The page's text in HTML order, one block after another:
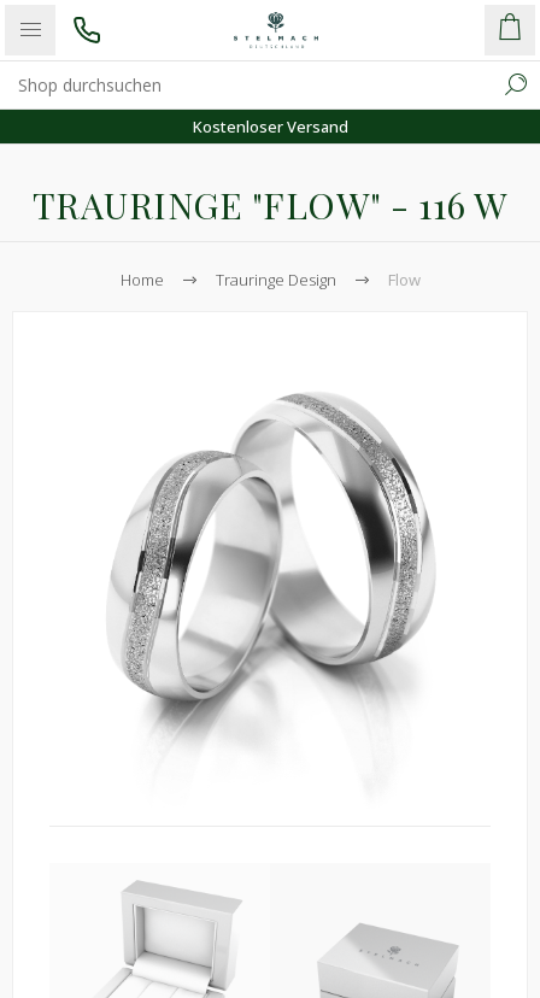
Kostenloser Versand
TRAURINGE "FLOW" - 116 W
Home Trauringe Design Flow